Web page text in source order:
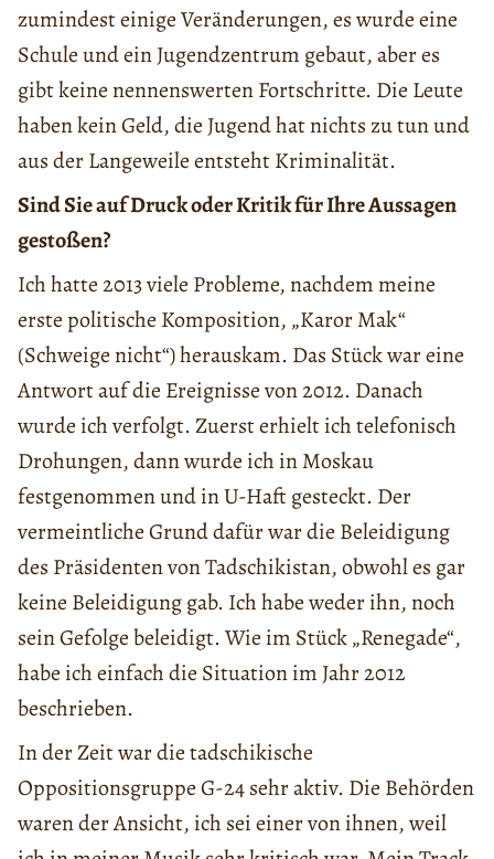
zumindest einige Veränderungen, es wurde eine
Schule und ein Jugendzentrum gebaut, aber es
gibt keine nennenswerten Fortschritte. Die Leute
haben kein Geld, die Jugend hat nichts zu tun und
aus der Langeweile entsteht Kriminalität.
Sind Sie auf Druck oder Kritik für Ihre Aussagen
gestoßen?
Ich hatte 2013 viele Probleme, nachdem meine
erste politische Komposition, „Karor Mak“
(Schweige nicht“) herauskam. Das Stück war eine
Antwort auf die Ereignisse von 2012. Danach
wurde ich verfolgt. Zuerst erhielt ich telefonisch
Drohungen, dann wurde ich in Moskau
festgenommen und in U-Haft gesteckt. Der
vermeintliche Grund dafür war die Beleidigung
des Präsidenten von Tadschikistan, obwohl es gar
keine Beleidigung gab. Ich habe weder ihn, noch
sein Gefolge beleidigt. Wie im Stück „Renegade“,
habe ich einfach die Situation im Jahr 2012
beschrieben.
In der Zeit war die tadschikische
Oppositionsgruppe G-24 sehr aktiv. Die Behörden
waren der Ansicht, ich sei einer von ihnen, weil